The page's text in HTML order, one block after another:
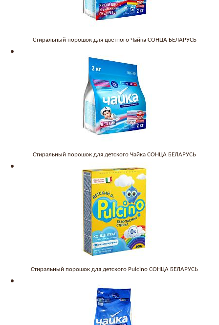
Стиральный порошок для цветного Чайка СОНЦА БЕЛАРУСЬ
Стиральный порошок для детского Чайка СОНЦА БЕЛАРУСЬ
Стиральный порошок для детского Pulcino СОНЦА БЕЛАРУСЬ